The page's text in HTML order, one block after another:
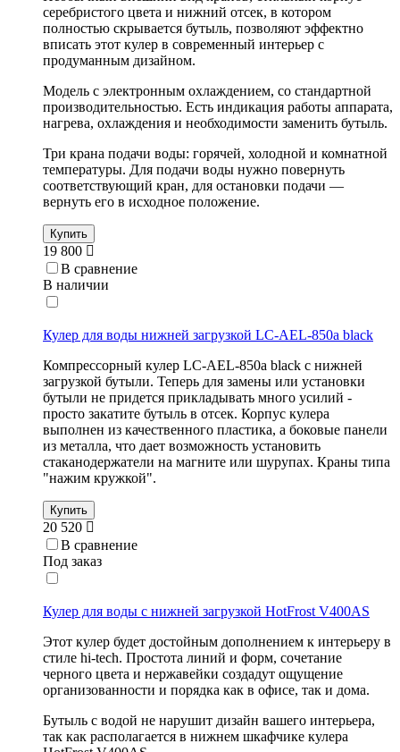
серебристого цвета и нижний отсек, в котором
полностью скрывается бутыль, позволяют эффектно
вписать этот кулер в современный интерьер с
продуманным дизайном.
Модель с электронным охлаждением, со стандартной
производительностью. Есть индикация работы аппарата,
нагрева, охлаждения и необходимости заменить бутыль.
Три крана подачи воды: горячей, холодной и комнатной
температуры. Для подачи воды нужно повернуть
соответствующий кран, для остановки подачи —
вернуть его в исходное положение.
Купить
19 800
В сравнение
В наличии
Кулер для воды нижней загрузкой LC-AEL-850a black
Компрессорный кулер LC-AEL-850a black с нижней
загрузкой бутыли. Теперь для замены или установки
бутыли не придется прикладывать много усилий -
просто закатите бутыль в отсек. Корпус кулера
выполнен из качественного пластика, а боковые панели
из металла, что дает возможность установить
стаканодержатели на магните или шурупах. Краны типа
"нажим кружкой".
Купить
20 520
В сравнение
Под заказ
Кулер для воды с нижней загрузкой HotFrost V400AS
Этот кулер будет достойным дополнением к интерьеру в
стиле hi-tech. Простота линий и форм, сочетание
черного цвета и нержавейки создадут ощущение
организованности и порядка как в офисе, так и дома.
Бутыль с водой не нарушит дизайн вашего интерьера,
так как располагается в нижнем шкафчике кулера